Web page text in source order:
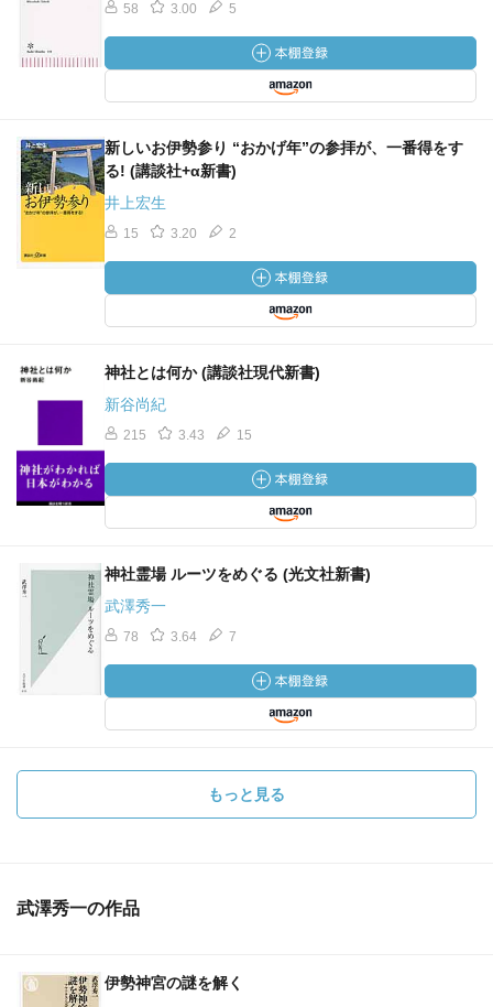
58 3.00 5
新しいお伊勢参り “おかげ年”の参拝が、一番得をす
る! (講談社+α新書)
井上宏生
15 3.20 2
神社とは何か (講談社現代新書)
新谷尚紀
215 3.43 15
神社霊場 ルーツをめぐる (光文社新書)
武澤秀一
78 3.64 7
もっと見る
武澤秀一の作品
伊勢神宮の謎を解く